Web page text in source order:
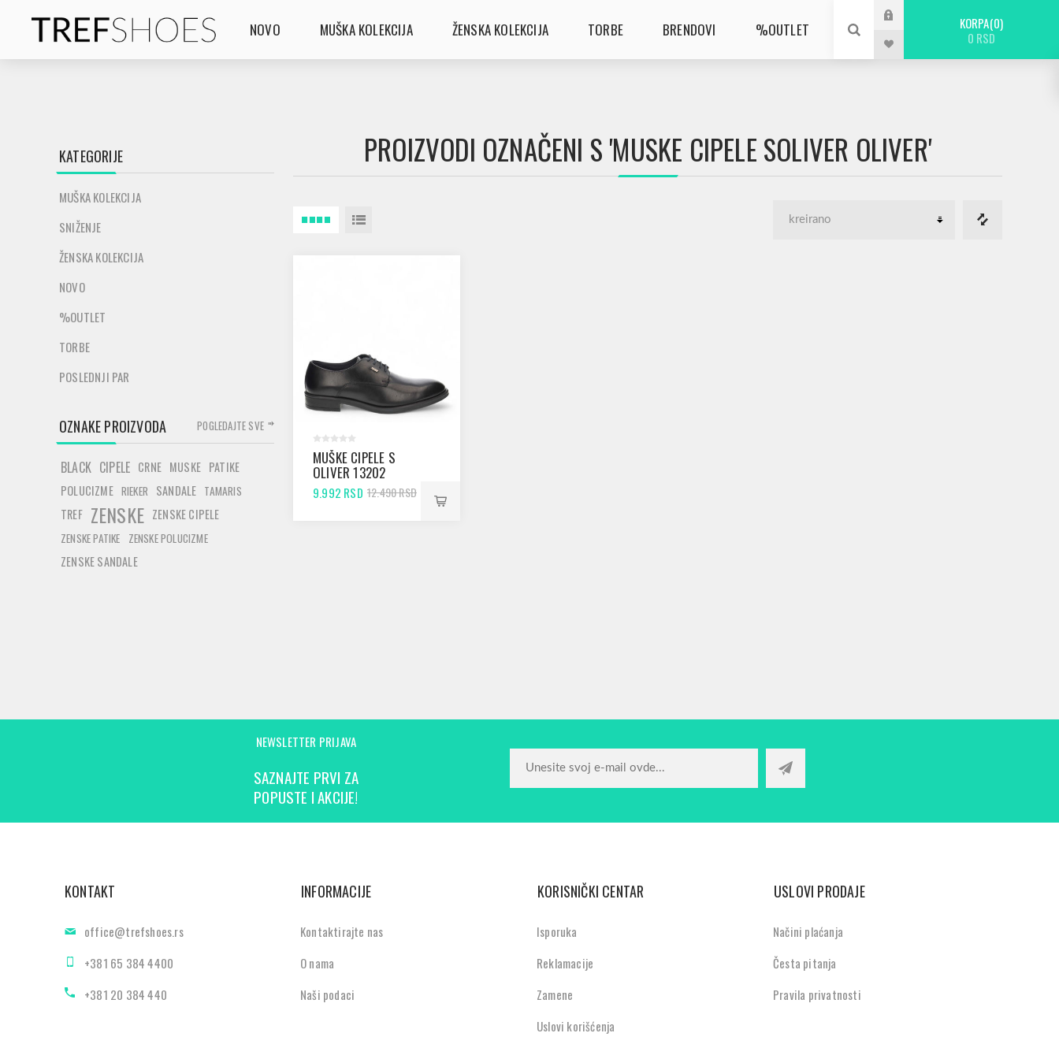
NOVO MUŠKA KOLEKCIJA ŽENSKA KOLEKCIJA TORBE BRENDOVI %OUTLET KORPA 0
0 RSD
PROIZVODI OZNAČENI S 'MUSKE CIPELE SOLIVER OLIVER'
MUŠKE CIPELE S
OLIVER 13202
BLACK
9.992 RSD 12.490 RSD
KATEGORIJE
MUŠKA KOLEKCIJA
SNIŽENJE
ŽENSKA KOLEKCIJA
NOVO
%OUTLET
TORBE
POSLEDNJI PAR
OZNAKE PROIZVODA
BLACK CIPELE CRNE MUSKE PATIKE
POLUCIZME RIEKER SANDALE TAMARIS
TREF ZENSKE ZENSKE CIPELE
ZENSKE PATIKE ZENSKE POLUCIZME
ZENSKE SANDALE
POGLEDAJTE SVE
NEWSLETTER PRIJAVA
SAZNAJTE PRVI ZA
POPUSTE I AKCIJE!
KONTAKT
office@trefshoes.rs
+381 65 384 4400
+381 20 384 440
INFORMACIJE
Kontaktirajte nas
O nama
Naši podaci
KORISNIČKI CENTAR
Isporuka
Reklamacije
Zamene
Uslovi korišćenja
USLOVI PRODAJE
Načini plaćanja
Česta pitanja
Pravila privatnosti